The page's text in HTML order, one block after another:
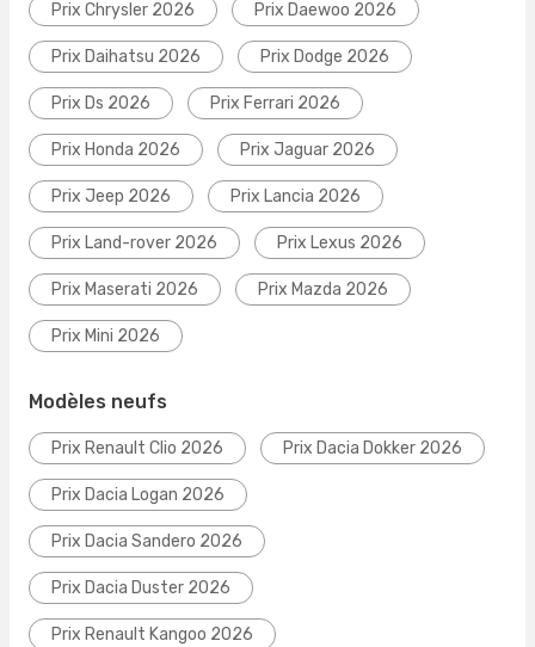
Prix Chrysler 2026 Prix Daewoo 2026
Prix Daihatsu 2026 Prix Dodge 2026
Prix Ds 2026 Prix Ferrari 2026
Prix Honda 2026 Prix Jaguar 2026
Prix Jeep 2026 Prix Lancia 2026
Prix Land-rover 2026 Prix Lexus 2026
Prix Maserati 2026 Prix Mazda 2026
Prix Mini 2026
Modèles neufs
Prix Renault Clio 2026 Prix Dacia Dokker 2026
Prix Dacia Logan 2026
Prix Dacia Sandero 2026
Prix Dacia Duster 2026
Prix Renault Kangoo 2026